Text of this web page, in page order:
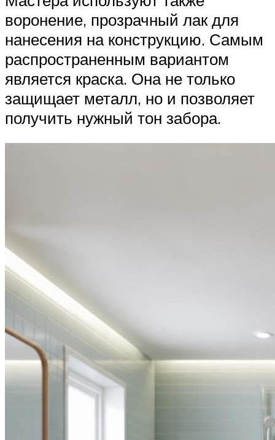
воронение, прозрачный лак для
нанесения на конструкцию. Самым
распространенным вариантом
является краска. Она не только
защищает металл, но и позволяет
получить нужный тон забора.